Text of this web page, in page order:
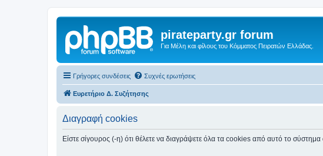
pirateparty.gr forum
Για Μέλη και φίλους του Κόμματος Πειρατών Ελλάδας.
Γρήγορες συνδέσεις Συχνές ερωτήσεις
Ευρετήριο Δ. Συζήτησης
Διαγραφή cookies
Είστε σίγουρος (-η) ότι θέλετε να διαγράψετε όλα τα cookies από αυτό το